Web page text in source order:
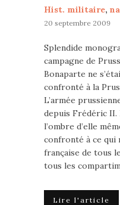
Hist. militaire,
20 septembre 2009
Splendide
campagne de
Bonaparte ne
confronté à la
L’armée
depuis Frédéric II.
l’ombre d’elle
confronté à ce qui
française de tous
tous les
Lire l'article